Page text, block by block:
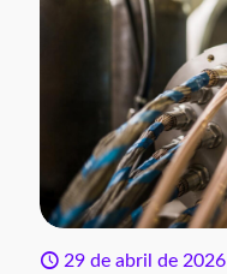
29 de abril de 2026